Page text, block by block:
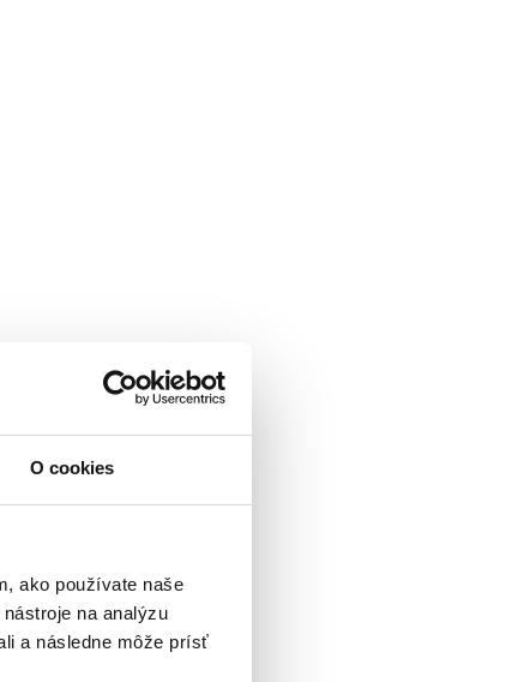
O cookies
ako používate naše
na analýzu
a následne môže prísť